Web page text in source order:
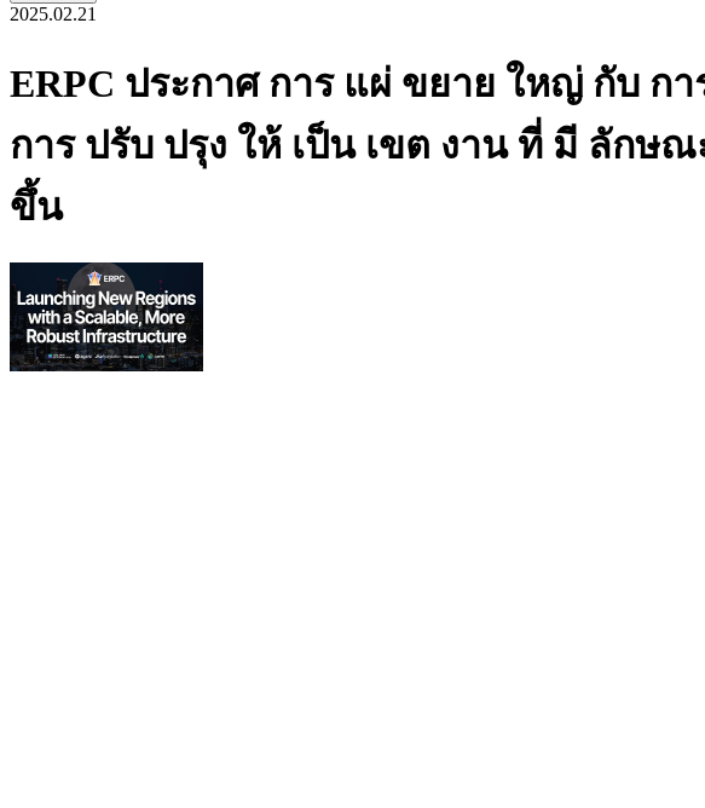
2025.02.21
ERPC ประกาศ การ แผ่ ขยาย ใหญ่ กับ ก
การ ปรับ ปรุง ให้ เป็น เขต งาน ที่ มี ลักษ
ขึ้น